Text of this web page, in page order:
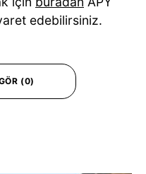
edebilirsiniz.
(0)